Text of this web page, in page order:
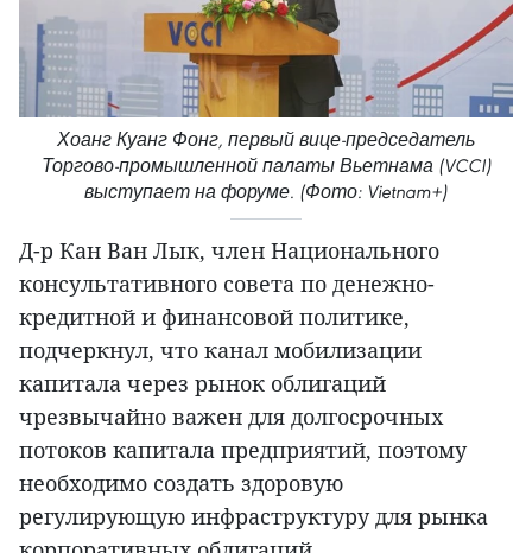
Хоанг Куанг Фонг, первый вице-председатель
Торгово-промышленной палаты Вьетнама (VCCI)
выступает на форуме. (Фото: Vietnam+)
Д-р Кан Ван Лык, член Национального
консультативного совета по денежно-
кредитной и финансовой политике,
подчеркнул, что канал мобилизации
капитала через рынок облигаций
чрезвычайно важен для долгосрочных
потоков капитала предприятий, поэтому
необходимо создать здоровую
регулирующую инфраструктуру для рынка